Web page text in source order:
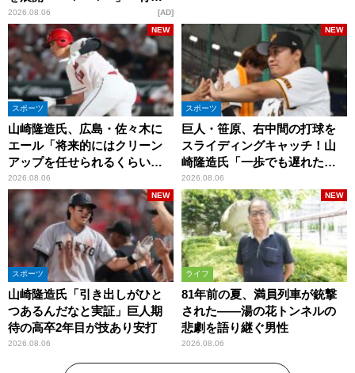
洞窟」ブランドを強化
2026.08.06 AD
スポーツ
山崎隆造氏、広島・佐々木に
エール「将来的にはクリーン
アップを任せられるくらいま
では成長して」
2026.08.06
NEW
スポーツ
巨人・笹原、右中間の打球を
スライディングキャッチ！山
崎隆造氏「一歩でも遅れた
ら…」
2026.08.06
NEW
スポーツ
山崎隆造氏「引き出しがひと
つあるんだなと実証」巨人期
待の高卒2年目が技あり安打
2026.08.06
NEW
ライフ
81年前の夏、満員列車が銃撃
された――湯の花トンネルの
悲劇を語り継ぐ男性
2026.08.06
NEW